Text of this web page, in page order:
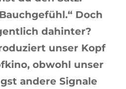
Doch
dahinter?
unser Kopf
obwohl unser
andere Signale